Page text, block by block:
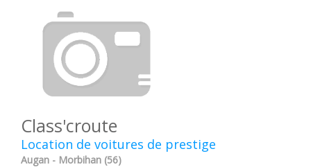
Class'croute
Location de voitures de prestige
Augan - Morbihan (56)